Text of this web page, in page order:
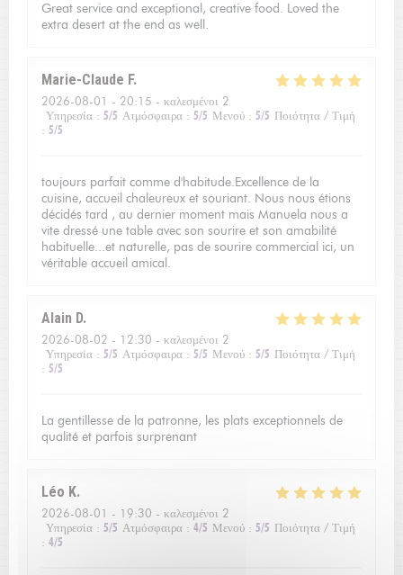
Great service and exceptional, creative food. Loved the
extra desert at the end as well.
Marie-Claude F
2026-08-01 - 20:15 - καλεσμένοι 2
Υπηρεσία : 5/5 Ατμόσφαιρα : 5/5 Μενού : 5/5 Ποιότητα / Τιμή
: 5/5
toujours parfait comme d'habitude.Excellence de la
cuisine, accueil chaleureux et souriant. Nous nous étions
décidés tard , au dernier moment mais Manuela nous a
vite dressé une table avec son sourire et son amabilité
habituelle...et naturelle, pas de sourire commercial ici, un
véritable accueil amical.
Alain D
2026-08-02 - 12:30 - καλεσμένοι 2
Υπηρεσία : 5/5 Ατμόσφαιρα : 5/5 Μενού : 5/5 Ποιότητα / Τιμή
: 5/5
La gentillesse de la patronne, les plats exceptionnels de
qualité et parfois surprenant
Léo K
2026-08-01 - 19:30 - καλεσμένοι 2
Υπηρεσία : 5/5 Ατμόσφαιρα : 4/5 Μενού : 5/5 Ποιότητα / Τιμή
: 4/5